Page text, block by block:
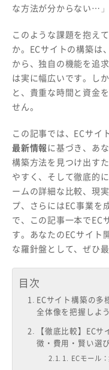
な方法が分からない…」
このような課題を抱え
か。ECサイトの構築は
から、独自の機能を追
は実に幅広いです。し
と、貴重な時間と資金
せん。
この記事では、ECサイ
最新情報に基づき、あ
構築方法を見つけ出す
やすく、そして徹底的
ームの詳細な比較、現
プ、さらにはEC事業を
で、この記事一本でEC
す。あなたのECサイト
な羅針盤として、ぜひ
目次
ECサイト構築の多
全体像を把握しよう
【徹底比較】EC
徴・費用・賢い選
1. ECモール